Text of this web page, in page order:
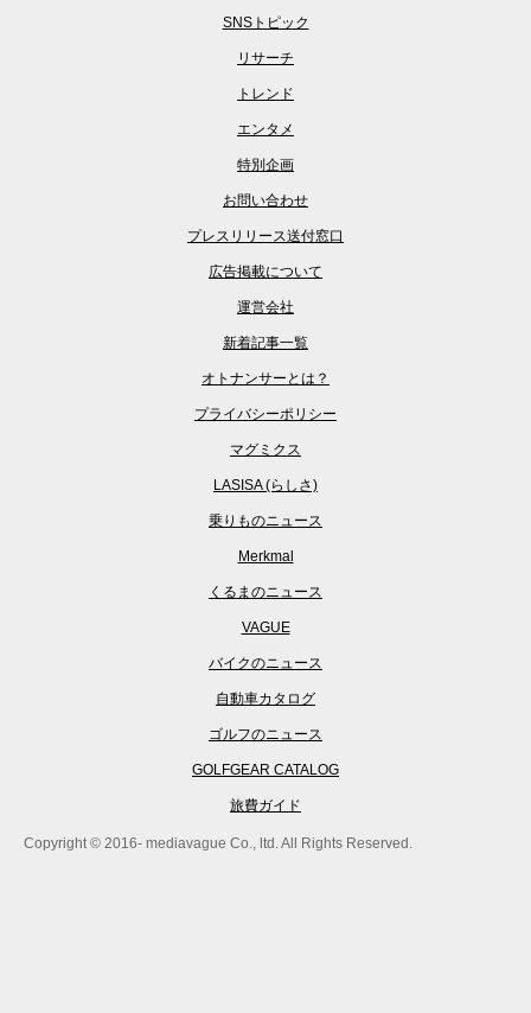
SNSトピック
リサーチ
トレンド
エンタメ
特別企画
お問い合わせ
プレスリリース送付窓口
広告掲載について
運営会社
新着記事一覧
オトナンサーとは？
プライバシーポリシー
マグミクス
LASISA (らしさ)
乗りものニュース
Merkmal
くるまのニュース
VAGUE
バイクのニュース
自動車カタログ
ゴルフのニュース
GOLFGEAR CATALOG
旅費ガイド
Copyright © 2016- mediavague Co., ltd. All Rights Reserved.